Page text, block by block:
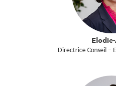
Directrice Conseil –